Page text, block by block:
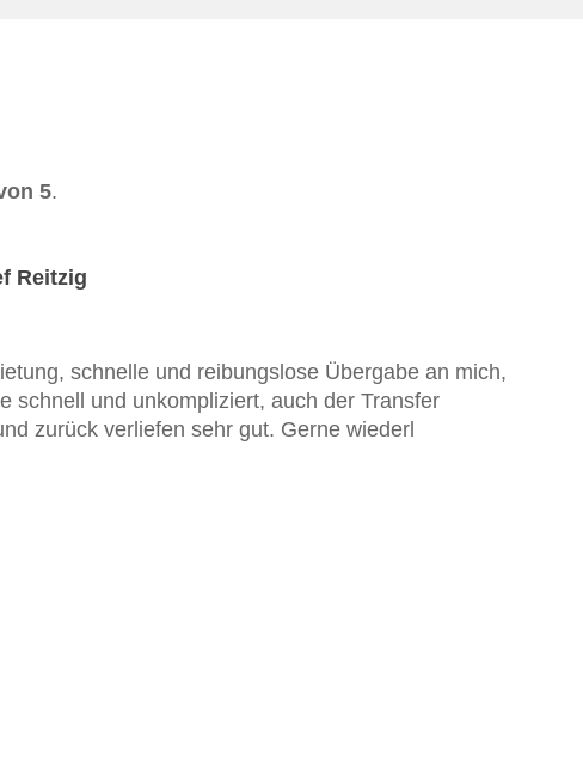
5.
Reitzig
schnelle und reibungslose Übergabe an mich,
schnell und unkompliziert, auch der Transfer
zurück verliefen sehr gut. Gerne wiederl